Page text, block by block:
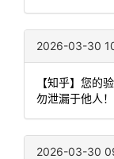
2026-03-30
【知乎】您的
勿泄漏于他人！
2026-03-30